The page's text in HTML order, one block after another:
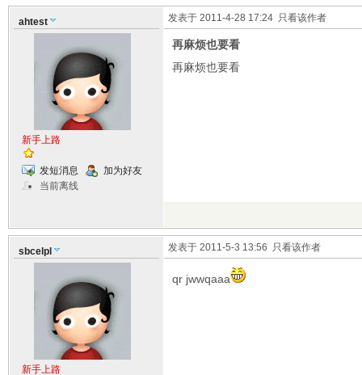
ahtest
新手上路
发短消息
加为好友
当前离线
发表于 2011-4-28 17:24 只看该作者
再麻烦也要看
再麻烦也要看
sbcelpl
新手上路
发表于 2011-5-3 13:56 只看该作者
qr jwwqaaa